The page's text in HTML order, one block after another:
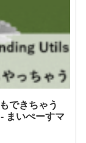
できちゃう
まいぺーすマ